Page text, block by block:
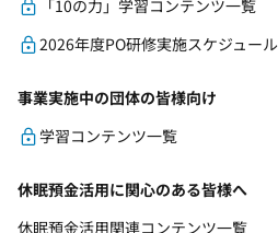
「10の力」学習コンテンツ一覧
2026年度PO研修実施スケジュール
事業実施中の団体の皆様向け
学習コンテンツ一覧
休眠預金活用に関心のある皆様へ
休眠預金活用関連コンテンツ一覧